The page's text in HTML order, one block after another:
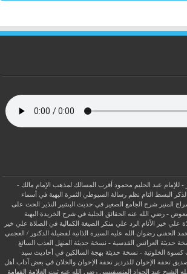
- للإمام عبد الحليم محمود
أقرب المسالك لمذهب الإمام مالك -
البسط التام نظم رسالة السيوطي
الثمرة البهية في أسماء
المنير شرح الجامع الصغير في حديث البشير النذير
الحث على
- رضي الله عنه
الحقائق الجلية في شرح الخريدة البهية
علي خير الأنام
الرد علي منكر الصيغة الكمالية في الصلاة علي خير
الحفنى رضوان الله عليه
السيرة الذاتية لفضيلة الدكتور / العجمي
حديثة العرائس القدسية - نسخة حديثة
المنهل العذب السائغ
كسوة الخلوتية - نسخة حديثة بهجة السالكين في أحاديث سيد
تحفة الإخوان للدردير تحفة الإخوان والخلان في بعض آداب أهل
الشيخ عبد الجواد المنسفيسى رضي الله عنه ثبت العلامة الفهامة